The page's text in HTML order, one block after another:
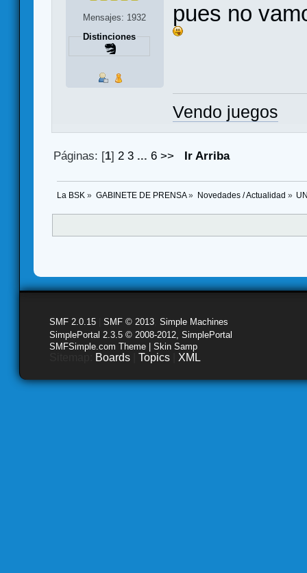
Mensajes: 1932
Distinciones
pues no
Vendo juegos
Páginas: [1] 2 3 ...6 >> Ir Arriba
La BSK » GABINETE DE PRENSA» Novedades / Actualidad »
SMF 2.0.15 SMF © 2013 Simple Machines
SimplePortal 2.3.5 © 2008-2012, SimplePortal
SMFSimple.com Theme | Skin Samp
Boards Topics XML